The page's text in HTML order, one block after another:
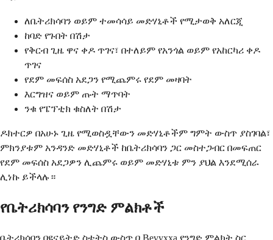
ለቤትሪክሳባን ወይም ተመሳሳይ መድሃኒቶች የሚታወቅ አለርጂ
ከባድ የጉበት በሽታ
የቅርብ ጊዜ ዋና ቀዶ ጥገና፣ በተለይም የአንጎል ወይም የአከርካሪ ቀዶ
ጥገና
የደም መፍሰስ አደጋን የሚጨምሩ የደም መዛባት
እርግዝና ወይም ጡት ማጥባት
ንቁ የፔፕቲክ ቁስለት በሽታ
ዶክተርዎ በአሁኑ ጊዜ የሚወስዷቸውን መድሃኒቶችም ግምት ውስጥ ያስገባል፣
ምክንያቱም አንዳንድ መድሃኒቶች ከቤትሪክሳባን ጋር መስተጋብር በመፍጠር
የደም መፍሰስ አደጋዎን ሊጨምሩ ወይም መድሃኒቱ ምን ያህል እንደሚሰራ
ሊነኩ ይችላሉ።
የቤትሪክሳባን የንግድ ምልክቶች
ቤትሪክሳባን በዩናይትድ ስቴትስ ውስጥ በ Bevyxxa የንግድ ምልክት ስር